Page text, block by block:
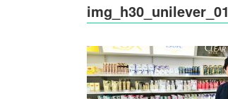
img_h30_unilever_01